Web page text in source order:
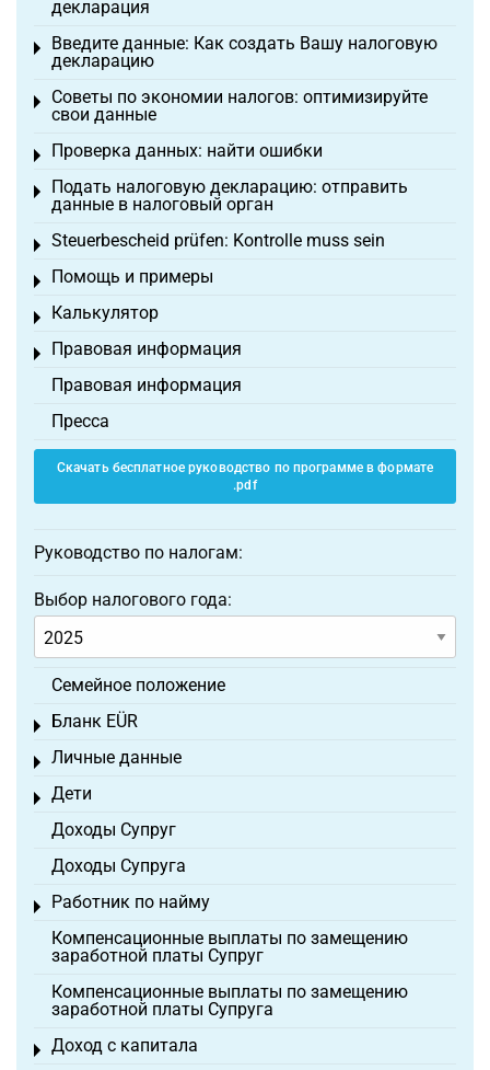
декларация
Введите данные: Как создать Вашу налоговую
декларацию
Toggle menu
Советы по экономии налогов: оптимизируйте
свои данные
Toggle menu
Проверка данных: найти ошибки
Toggle menu
Подать налоговую декларацию: отправить
данные в налоговый орган
Toggle menu
Steuerbescheid prüfen: Kontrolle muss sein
Toggle menu
Помощь и примеры
Toggle menu
Калькулятор
Toggle menu
Правовая информация
Toggle menu
Правовая информация
Пресса
Скачать бесплатное руководство по программе в формате
.pdf
Руководство по налогам:
Выбор налогового года:
Семейное положение
Бланк EÜR
Toggle menu
Личные данные
Toggle menu
Дети
Toggle menu
Доходы Супруг
Доходы Супруга
Работник по найму
Toggle menu
Компенсационные выплаты по замещению
заработной платы Супруг
Компенсационные выплаты по замещению
заработной платы Супруга
Доход с капитала
Toggle menu